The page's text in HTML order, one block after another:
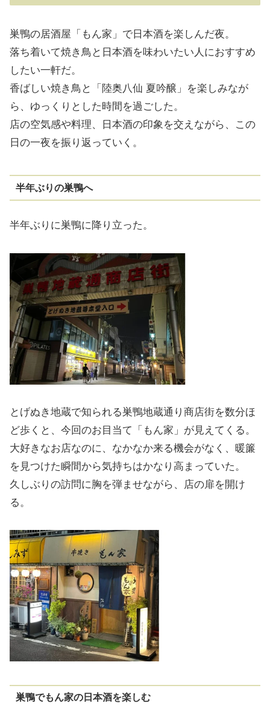
巣鴨の居酒屋「もん家」で日本酒を楽しんだ夜。
落ち着いて焼き鳥と日本酒を味わいたい人におすすめ
したい一軒だ。
香ばしい焼き鳥と「陸奥八仙 夏吟醸」を楽しみなが
ら、ゆっくりとした時間を過ごした。
店の空気感や料理、日本酒の印象を交えながら、この
日の一夜を振り返っていく。
半年ぶりの巣鴨へ
半年ぶりに巣鴨に降り立った。
とげぬき地蔵で知られる巣鴨地蔵通り商店街を数分ほ
ど歩くと、今回のお目当て「もん家」が見えてくる。
大好きなお店なのに、なかなか来る機会がなく、暖簾
を見つけた瞬間から気持ちはかなり高まっていた。
久しぶりの訪問に胸を弾ませながら、店の扉を開け
る。
巣鴨でもん家の日本酒を楽しむ